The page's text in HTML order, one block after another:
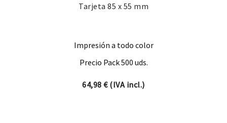
Tarjeta 85 x 55 mm
Impresión a todo color
Precio Pack 500 uds.
64,98€(IVA incl.)